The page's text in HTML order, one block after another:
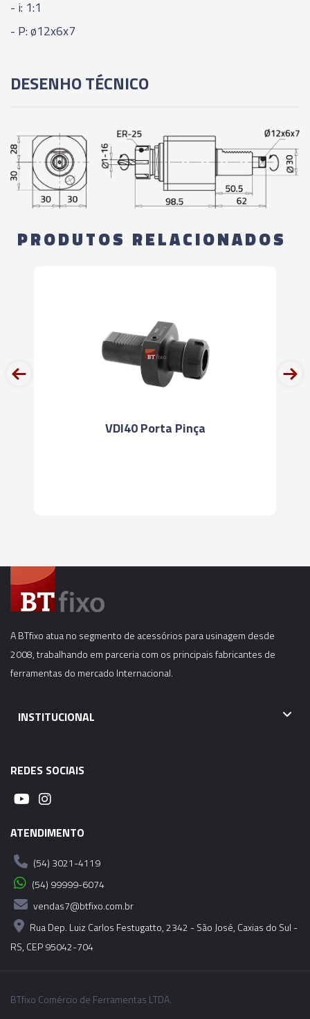
- i: 1:1
- P: ø12x6x7
DESENHO TÉCNICO
PRODUTOS RELACIONADOS
VDI40 Porta Pinça
prev next
A BTfixo atua no segmento de acessórios para usinagem desde
2008, trabalhando em parceria com os principais fabricantes de
ferramentas do mercado Internacional.
INSTITUCIONAL
REDES SOCIAIS
ATENDIMENTO
(54) 3021-4119
(54) 99999-6074
vendas7@btfixo.com.br
Rua Dep. Luiz Carlos Festugatto, 2342 - São José, Caxias do Sul -
RS, CEP 95042-704
BTfixo Comércio de Ferramentas LTDA.